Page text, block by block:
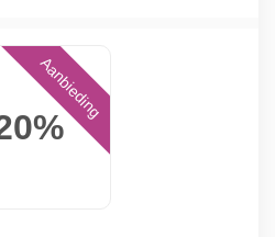
Aanbieding